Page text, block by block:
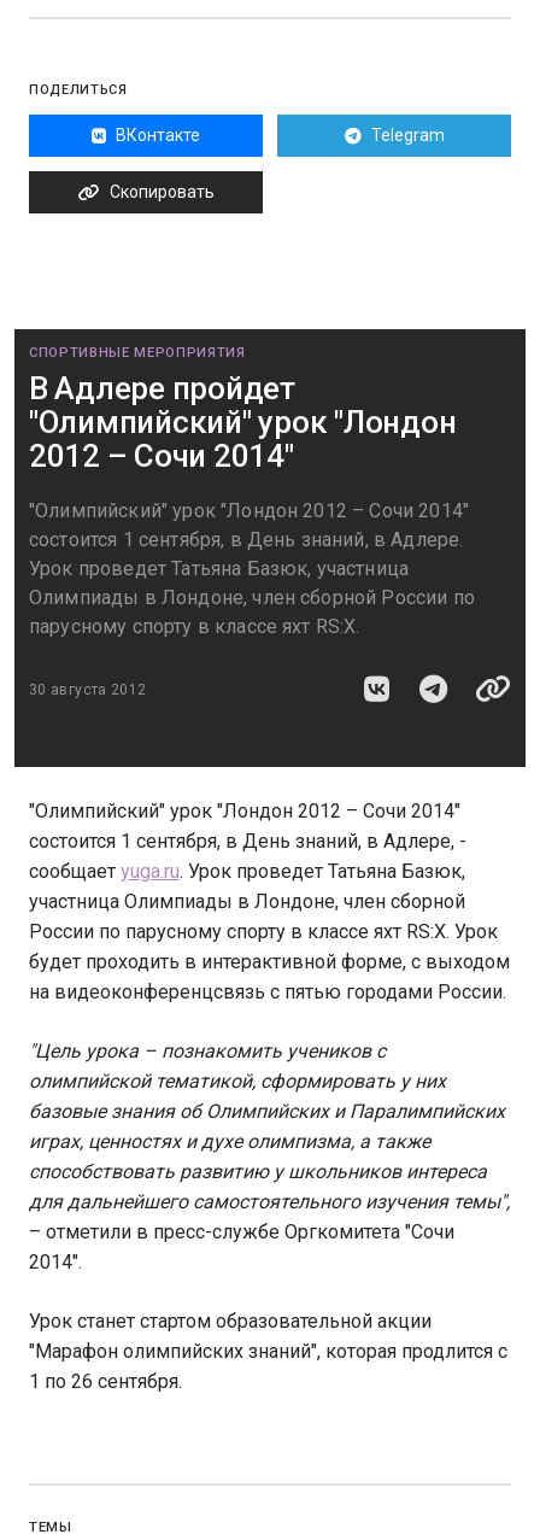
ПОДЕЛИТЬСЯ
ВКонтакте Telegram
Скопировать
СПОРТИВНЫЕ МЕРОПРИЯТИЯ
В Адлере пройдет
"Олимпийский" урок "Лондон
2012 – Сочи 2014"
"Олимпийский" урок "Лондон 2012 – Сочи 2014"
состоится 1 сентября, в День знаний, в Адлере.
Урок проведет Татьяна Базюк, участница
Олимпиады в Лондоне, член сборной России по
парусному спорту в классе яхт RS:X.
30 августа 2012
"Олимпийский" урок "Лондон 2012 – Сочи 2014"
состоится 1 сентября, в День знаний, в Адлере, -
сообщает yuga.ru. Урок проведет Татьяна Базюк,
участница Олимпиады в Лондоне, член сборной
России по парусному спорту в классе яхт RS:X. Урок
будет проходить в интерактивной форме, с выходом
на видеоконференцсвязь с пятью городами России.
"Цель урока – познакомить учеников с
олимпийской тематикой, сформировать у них
базовые знания об Олимпийских и Паралимпийских
играх, ценностях и духе олимпизма, а также
способствовать развитию у школьников интереса
для дальнейшего самостоятельного изучения темы",
– отметили в пресс-службе Оргкомитета "Сочи
2014".
Урок станет стартом образовательной акции
"Марафон олимпийских знаний", которая продлится с
1 по 26 сентября.
ТЕМЫ